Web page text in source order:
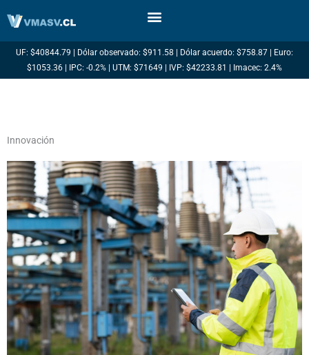
UF: $40844.79 | Dólar observado: $911.58 | Dólar acuerdo: $758.87 | Euro:
$1053.36 | IPC: -0.2% | UTM: $71649 | IVP: $42233.81 | Imacec: 2.4%
Innovación